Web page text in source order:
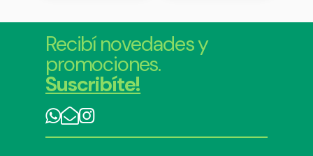
Recibí novedades y
promociones.
Suscribíte!